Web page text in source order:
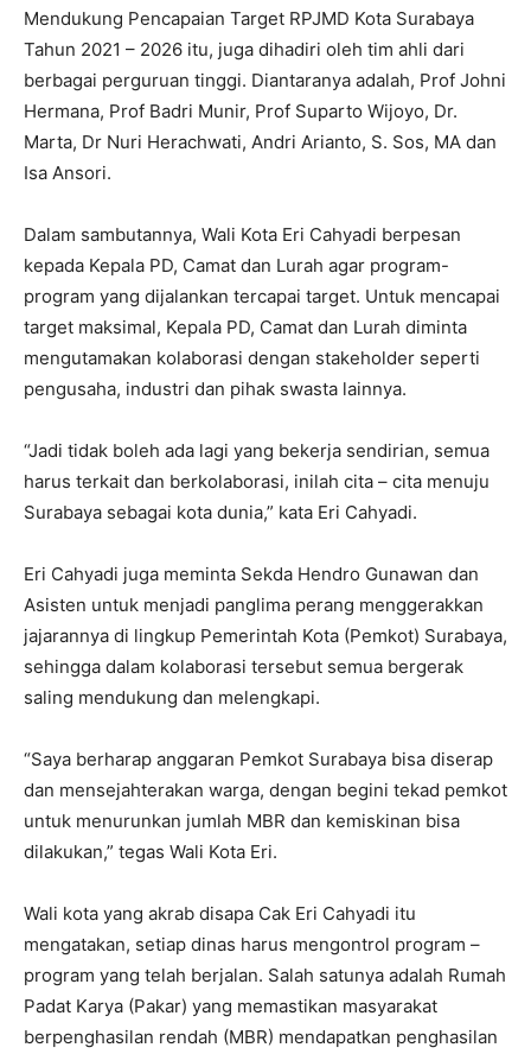
Mendukung Pencapaian Target RPJMD Kota Surabaya
Tahun 2021 – 2026 itu, juga dihadiri oleh tim ahli dari
berbagai perguruan tinggi. Diantaranya adalah, Prof Johni
Hermana, Prof Badri Munir, Prof Suparto Wijoyo, Dr.
Marta, Dr Nuri Herachwati, Andri Arianto, S. Sos, MA dan
Isa Ansori.
Dalam sambutannya, Wali Kota Eri Cahyadi berpesan
kepada Kepala PD, Camat dan Lurah agar program-
program yang dijalankan tercapai target. Untuk mencapai
target maksimal, Kepala PD, Camat dan Lurah diminta
mengutamakan kolaborasi dengan stakeholder seperti
pengusaha, industri dan pihak swasta lainnya.
“Jadi tidak boleh ada lagi yang bekerja sendirian, semua
harus terkait dan berkolaborasi, inilah cita – cita menuju
Surabaya sebagai kota dunia,” kata Eri Cahyadi.
Eri Cahyadi juga meminta Sekda Hendro Gunawan dan
Asisten untuk menjadi panglima perang menggerakkan
jajarannya di lingkup Pemerintah Kota (Pemkot) Surabaya,
sehingga dalam kolaborasi tersebut semua bergerak
saling mendukung dan melengkapi.
“Saya berharap anggaran Pemkot Surabaya bisa diserap
dan mensejahterakan warga, dengan begini tekad pemkot
untuk menurunkan jumlah MBR dan kemiskinan bisa
dilakukan,” tegas Wali Kota Eri.
Wali kota yang akrab disapa Cak Eri Cahyadi itu
mengatakan, setiap dinas harus mengontrol program –
program yang telah berjalan. Salah satunya adalah Rumah
Padat Karya (Pakar) yang memastikan masyarakat
berpenghasilan rendah (MBR) mendapatkan penghasilan